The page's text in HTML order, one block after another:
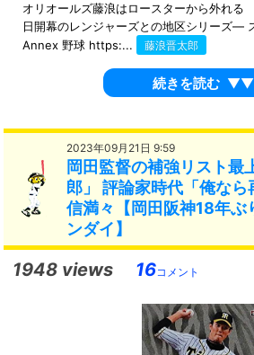
オリオールズ藤浪はロースターから外れ
日開幕のレンジャーズとの地区シリーズ―
Annex 野球 https:...
藤浪晋太郎
続きを読む ▼▼
2023年09月21日 9:59
岡田監督の補強リスト最
郎」 評論家時代「俺な
信満々【岡田阪神18年ぶ
ンダイ】
1948 views 16コメント